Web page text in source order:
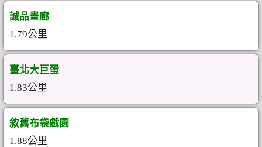
誠品畫廊
1.79公里
臺北大巨蛋
1.83公里
敘舊布袋戲園
1.88公里